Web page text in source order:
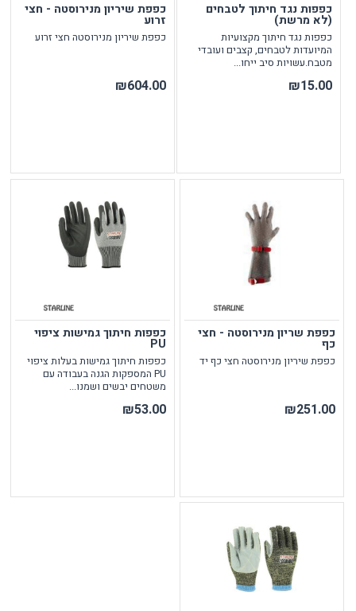
כפפות נגד חיתוך לטבחים
(לא מרשת)
כפפות נגד חיתוך מקצועיות
המיועדות לטבחים, קצבים ועובדי
מטבח.עשויות סיב ייחו...
₪15.00
כפפת שיריון מנירוסטה - חצי
זרוע
כפפת שיריון מנירוסטה חצי זרוע
₪604.00
כפפת שריון מנירוסטה - חצי
כף
כפפת שיריון מנירוסטה חצי כף יד
₪251.00
כפפות חיתוך גמישות ציפוי
PU
כפפות חיתוך גמישות בעלות ציפוי
PU המספקות הגנה בעבודה עם
משטחים יבשים ושמנו...
₪53.00